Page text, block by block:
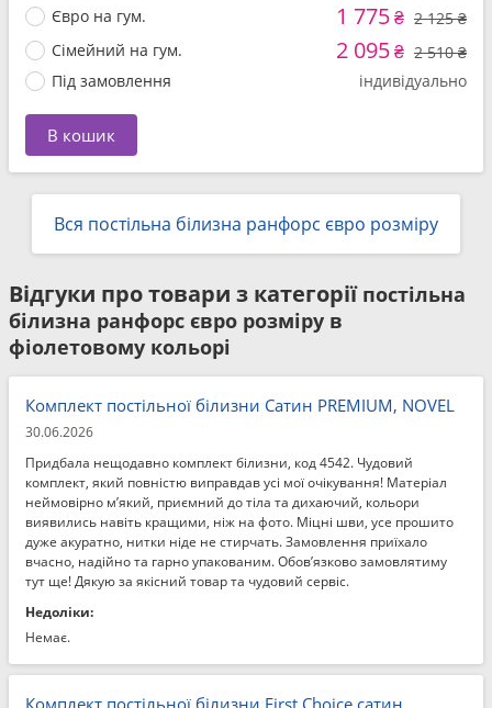
Євро на гум.
1 775₴ 2 125 ₴
Сімейний на гум.
2 095₴ 2 510 ₴
Під замовлення
індивідуально
В кошик
Вся постільна білизна ранфорс євро розміру
Відгуки про товари з категорії постільна
білизна ранфорс євро розміру в
фіолетовому кольорі
Комплект постільної білизни Сатин PREMIUM, NOVEL
30.06.2026
Придбала нещодавно комплект білизни, код 4542. Чудовий
комплект, який повністю виправдав усі мої очікування! Матеріал
неймовірно м’який, приємний до тіла та дихаючий, кольори
виявились навіть кращими, ніж на фото. Міцні шви, усе прошито
дуже акуратно, нитки ніде не стирчать. Замовлення приїхало
вчасно, надійно та гарно упакованим. Обов’язково замовлятиму
тут ще! Дякую за якісний товар та чудовий сервіс.
Недоліки:
Немає.
Комплект постільної білизни First Choice сатин